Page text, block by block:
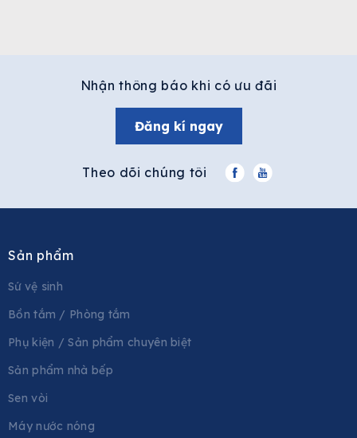
Nhận thông báo khi có ưu đãi
Đăng kí ngay
Theo dõi chúng tôi
Sản phẩm
Sứ vệ sinh
Bồn tắm / Phòng tắm
Phụ kiện / Sản phẩm chuyên biệt
Sản phẩm nhà bếp
Sen vòi
Máy nước nóng